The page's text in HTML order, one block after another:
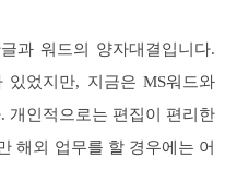
과 워드의 양자대결입니다.
있었지만, 지금은 MS워드와
개인적으로는 편집이 편리한
해외 업무를 할 경우에는 어